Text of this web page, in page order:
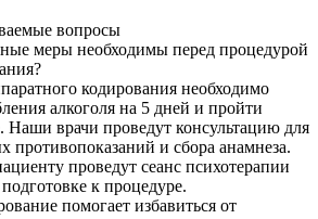
вопросы
меры необходимы перед процедурой
кодирования необходимо
алкоголя на 5 дней и пройти
Наши врачи проведут консультацию для
противопоказаний и сбора анамнеза.
проведут сеанс психотерапии
к процедуре.
помогает избавиться от